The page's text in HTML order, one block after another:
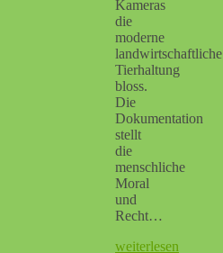
Kameras
die
moderne
landwirtschaftliche
Tierhaltung
bloss.
Die
Dokumentation
stellt
die
menschliche
Moral
und
Recht…
weiterlesen